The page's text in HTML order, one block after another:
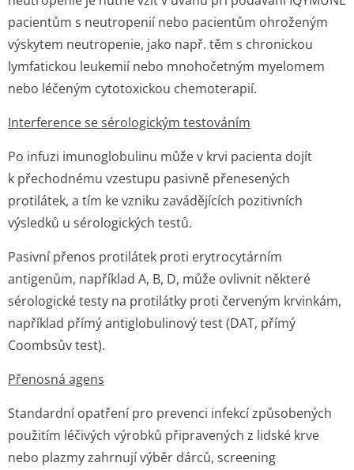
pacientům s neutropenií nebo pacientům ohroženým
výskytem neutropenie, jako např. těm s chronickou
lymfatickou leukemií nebo mnohočetným myelomem
nebo léčeným cytotoxickou chemoterapií.
Interference se sérologickým testováním
Po infuzi imunoglobulinu může v krvi pacienta dojít
k přechodnému vzestupu pasivně přenesených
protilátek, a tím ke vzniku zavádějících pozitivních
výsledků u sérologických tes­tů.
Pasivní přenos protilátek proti erytrocytárním
antigenům, například A, B, D, může ovlivnit některé
sérologické testy na protilátky proti červeným krvinkám,
například přímý antiglobulinový test (DAT, přímý
Coombsův test).
Přenosná agens
Standardní opatření pro prevenci infekcí způsobených
použitím léčivých výrobků připravených z lidské krve
nebo plazmy zahrnují výběr dárců, screening